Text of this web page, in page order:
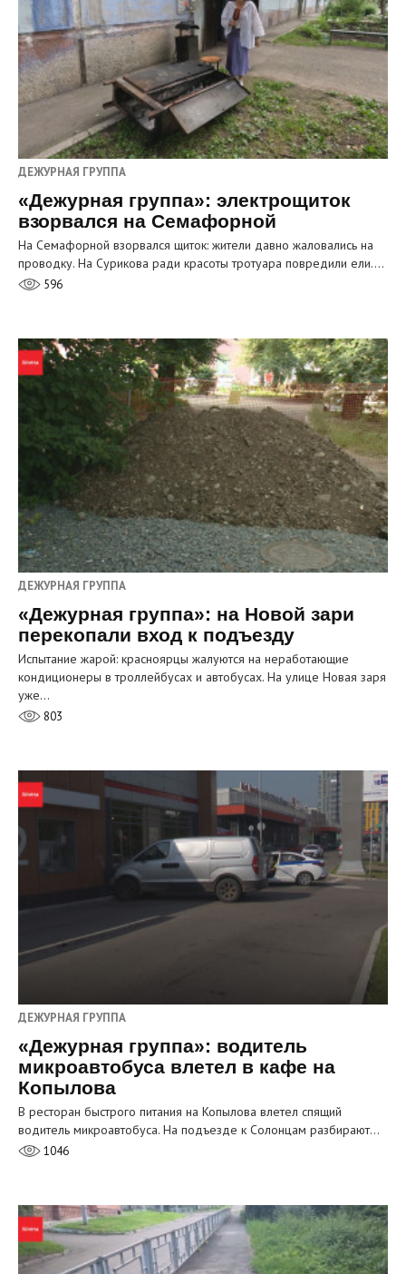
ДЕЖУРНАЯ ГРУППА
«Дежурная группа»: электрощиток
взорвался на Семафорной
На Семафорной взорвался щиток: жители давно жаловались на
проводку. На Сурикова ради красоты тротуара повредили ели.…
596
ДЕЖУРНАЯ ГРУППА
«Дежурная группа»: на Новой зари
перекопали вход к подъезду
Испытание жарой: красноярцы жалуются на неработающие
кондиционеры в троллейбусах и автобусах. На улице Новая заря
уже…
803
ДЕЖУРНАЯ ГРУППА
«Дежурная группа»: водитель
микроавтобуса влетел в кафе на
Копылова
В ресторан быстрого питания на Копылова влетел спящий
водитель микроавтобуса. На подъезде к Солонцам разбирают…
1046